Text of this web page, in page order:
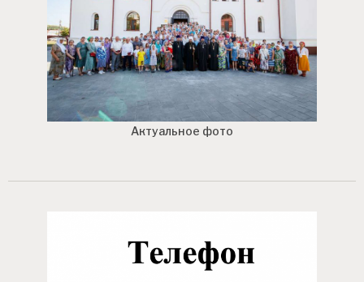
Актуальное фото